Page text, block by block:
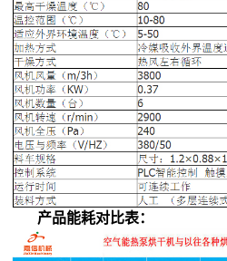
产品能耗对比表：